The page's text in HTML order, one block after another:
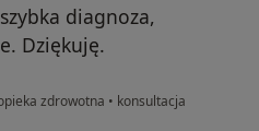
diagnoza,
Dziękuję.
zdrowotna • konsultacja